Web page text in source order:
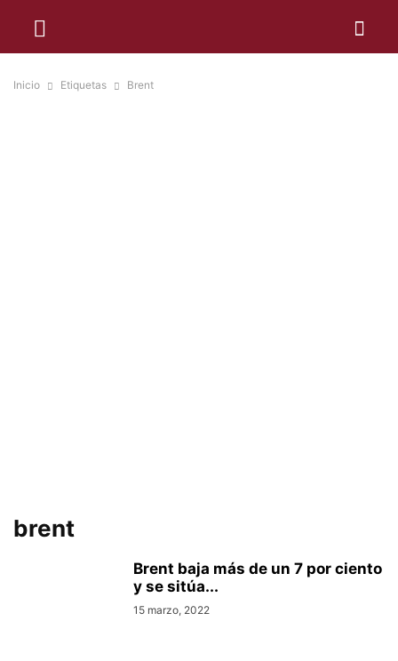
Inicio Etiquetas Brent
brent
Brent baja más de un 7 por ciento
y se sitúa...
15 marzo, 2022